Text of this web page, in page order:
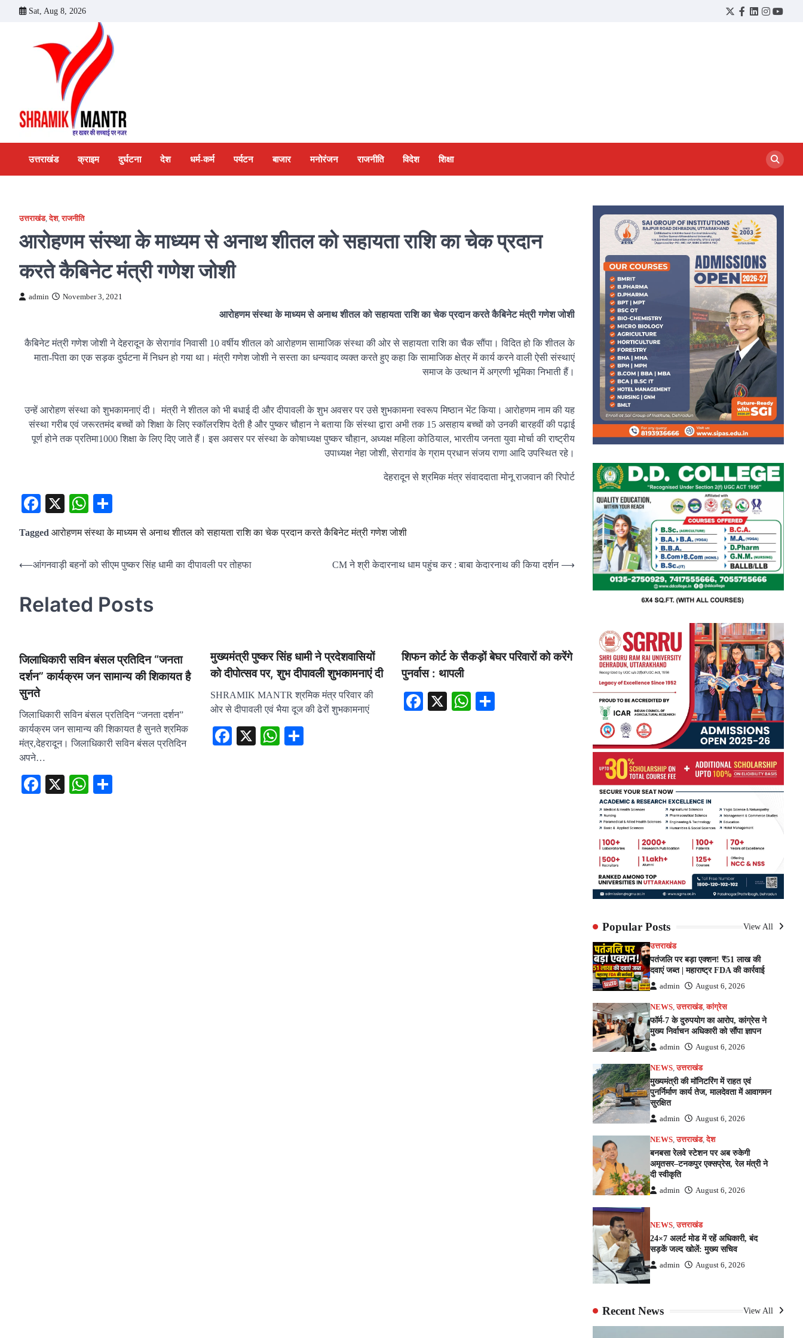
Sat, Aug 8, 2026
Twitter
Facebook
LinkedIn
Instagram
उत्तराखंड क्राइम दुर्घटना देश धर्म-कर्म पर्यटन बाजार मनोरंजन राजनीति विदेश शिक्षा
उत्तराखंड,देश,राजनीति
आरोहणम संस्था के माध्यम से अनाथ शीतल को सहायता राशि का चेक प्रदान
करते कैबिनेट मंत्री गणेश जोशी
admin November 3, 2021
आरोहणम संस्था के माध्यम से अनाथ शीतल को सहायता राशि का चेक प्रदान करते कैबिनेट मंत्री गणेश जोशी
कैबिनेट मंत्री गणेश जोशी ने देहरादून के सेरागांव निवासी 10 वर्षीय शीतल को आरोहणम सामाजिक संस्था की ओर से सहायता राशि का चैक सौंपा। विदित हो कि शीतल के
माता-पिता का एक सड़क दुर्घटना में निधन हो गया था। मंत्री गणेश जोशी ने सस्ता का धन्यवाद व्यक्त करते हुए कहा कि सामाजिक क्षेत्र में कार्य करने वाली ऐसी संस्थाएं
समाज के उत्थान में अग्रणी भूमिका निभाती हैं।
उन्हें आरोहण संस्था को शुभकामनाएं दी। मंत्री ने शीतल को भी बधाई दी और दीपावली के शुभ अवसर पर उसे शुभकामना स्वरूप मिष्ठान भेंट किया। आरोहणम नाम की यह
संस्था गरीब एवं जरूरतमंद बच्चों को शिक्षा के लिए स्कॉलरशिप देती है और पुष्कर चौहान ने बताया कि संस्था द्वारा अभी तक 15 असहाय बच्चों को उनकी बारहवीं की पढ़ाई
पूर्ण होने तक प्रतिमा1000 शिक्षा के लिए दिए जाते हैं। इस अवसर पर संस्था के कोषाध्यक्ष पुष्कर चौहान, अध्यक्ष महिला कोठियाल, भारतीय जनता युवा मोर्चा की राष्ट्रीय
उपाध्यक्ष नेहा जोशी, सेरागांव के ग्राम प्रधान संजय राणा आदि उपस्थित रहे।
देहरादून से श्रमिक मंत्र संवाददाता मोनू राजवान की रिपोर्ट
Facebook
X WhatsApp
Tagged आरोहणम संस्था के माध्यम से अनाथ शीतल को सहायता राशि का चेक प्रदान करते कैबिनेट मंत्री गणेश जोशी
Post
⟵आंगनवाड़ी बहनों को सीएम पुष्कर सिंह धामी का दीपावली पर तोहफा CM ने श्री केदारनाथ धाम पहुंच कर : बाबा केदारनाथ की किया दर्शन ⟶
Related Posts
जिलाधिकारी सविन बंसल प्रतिदिन “जनता
दर्शन” कार्यक्रम जन सामान्य की शिकायत है
सुनते
जिलाधिकारी सविन बंसल प्रतिदिन “जनता दर्शन”
कार्यक्रम जन सामान्य की शिकायत है सुनते श्रमिक
मंत्र,देहरादून। जिलाधिकारी सविन बंसल प्रतिदिन
अपने…
Facebook
X WhatsApp
मुख्यमंत्री पुष्कर सिंह धामी ने प्रदेशवासियों
को दीपोत्सव पर, शुभ दीपावली शुभकामनाएं दी
SHRAMIK MANTR श्रमिक मंत्र परिवार की
ओर से दीपावली एवं भैया दूज की ढेरों शुभकामनाएं
Facebook
X WhatsApp
शिफन कोर्ट के सैकड़ों बेघर परिवारों को करेंगे
पुनर्वास : थापली
Facebook
X WhatsApp
Popular Posts View All
उत्तराखंड
पतंजलि पर बड़ा एक्शन! ₹51 लाख की
दवाएं जब्त | महाराष्ट्र FDA की कार्रवाई
admin August 6, 2026
NEWS,उत्तराखंड,कांग्रेस
फॉर्म-7 के दुरुपयोग का आरोप, कांग्रेस ने
मुख्य निर्वाचन अधिकारी को सौंपा ज्ञापन
admin August 6, 2026
NEWS,उत्तराखंड
मुख्यमंत्री की मॉनिटरिंग में राहत एवं
पुनर्निर्माण कार्य तेज, मालदेवता में आवागमन
सुरक्षित
admin August 6, 2026
NEWS,उत्तराखंड,देश
बनबसा रेलवे स्टेशन पर अब रुकेगी
अमृतसर–टनकपुर एक्सप्रेस, रेल मंत्री ने
दी स्वीकृति
admin August 6, 2026
NEWS,उत्तराखंड
24×7 अलर्ट मोड में रहें अधिकारी, बंद
सड़कें जल्द खोलें: मुख्य सचिव
admin August 6, 2026
Recent News View All